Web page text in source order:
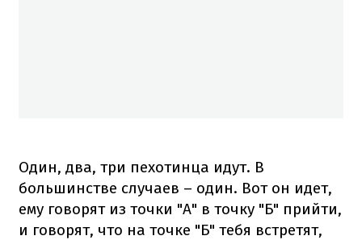
Один, два, три пехотинца идут. В
большинстве случаев – один. Вот он идет,
ему говорят из точки "А" в точку "Б" прийти,
и говорят, что на точке "Б" тебя встретят,